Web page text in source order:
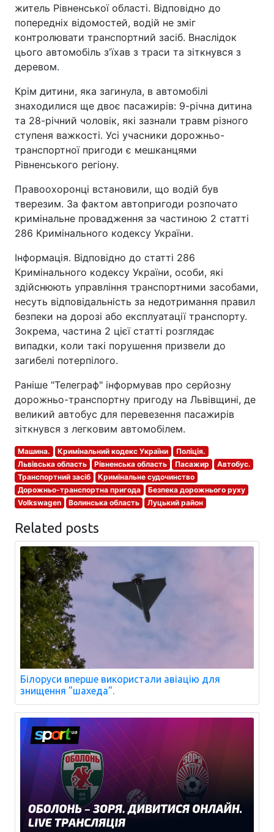
житель Рівненської області. Відповідно до
попередніх відомостей, водій не зміг
контролювати транспортний засіб. Внаслідок
цього автомобіль з'їхав з траси та зіткнувся з
деревом.
Крім дитини, яка загинула, в автомобілі
знаходилися ще двоє пасажирів: 9-річна дитина
та 28-річний чоловік, які зазнали травм різного
ступеня важкості. Усі учасники дорожньо-
транспортної пригоди є мешканцями
Рівненського регіону.
Правоохоронці встановили, що водій був
тверезим. За фактом автопригоди розпочато
кримінальне провадження за частиною 2 статті
286 Кримінального кодексу України.
Інформація. Відповідно до статті 286
Кримінального кодексу України, особи, які
здійснюють управління транспортними засобами,
несуть відповідальність за недотримання правил
безпеки на дорозі або експлуатації транспорту.
Зокрема, частина 2 цієї статті розглядає
випадки, коли такі порушення призвели до
загибелі потерпілого.
Раніше "Телеграф" інформував про серйозну
дорожньо-транспортну пригоду на Львівщині, де
великий автобус для перевезення пасажирів
зіткнувся з легковим автомобілем.
Машина. Кримінальний кодекс України
Поліція.
Львівська область
Рівненська область Пасажир
Автобус.
Транспортний засіб
Кримінальне судочинство
Дорожньо-транспортна пригода
Безпека дорожнього руху
Volkswagen
Волинська область Луцький район
Related posts
Білоруси вперше використали авіацію для
знищення "шахеда".